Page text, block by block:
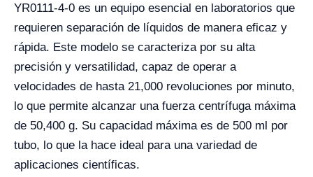
YR0111-4-0 es un equipo esencial en laboratorios que
requieren separación de líquidos de manera eficaz y
rápida. Este modelo se caracteriza por su alta
precisión y versatilidad, capaz de operar a
velocidades de hasta 21,000 revoluciones por minuto,
lo que permite alcanzar una fuerza centrífuga máxima
de 50,400 g. Su capacidad máxima es de 500 ml por
tubo, lo que la hace ideal para una variedad de
aplicaciones científicas.